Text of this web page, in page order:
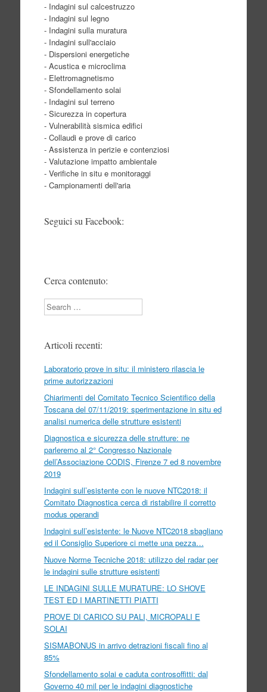
- Indagini sul calcestruzzo
- Indagini sul legno
- Indagini sulla muratura
- Indagini sull'acciaio
- Dispersioni energetiche
- Acustica e microclima
- Elettromagnetismo
- Sfondellamento solai
- Indagini sul terreno
- Sicurezza in copertura
- Vulnerabilità sismica edifici
- Collaudi e prove di carico
- Assistenza in perizie e contenziosi
- Valutazione impatto ambientale
- Verifiche in situ e monitoraggi
- Campionamenti dell'aria
Seguici su Facebook:
Cerca contenuto:
Search
Articoli recenti:
Laboratorio prove in situ: il ministero rilascia le
prime autorizzazioni
Chiarimenti del Comitato Tecnico Scientifico della
Toscana del 07/11/2019: sperimentazione in situ ed
analisi numerica delle strutture esistenti
Diagnostica e sicurezza delle strutture: ne
parleremo al 2° Congresso Nazionale
dell’Associazione CODIS, Firenze 7 ed 8 novembre
2019
Indagini sull’esistente con le nuove NTC2018: il
Comitato Diagnostica cerca di ristabilire il corretto
modus operandi
Indagini sull’esistente: le Nuove NTC2018 sbagliano
ed il Consiglio Superiore ci mette una pezza…
Nuove Norme Tecniche 2018: utilizzo del radar per
le indagini sulle strutture esistenti
LE INDAGINI SULLE MURATURE: LO SHOVE
TEST ED I MARTINETTI PIATTI
PROVE DI CARICO SU PALI, MICROPALI E
SOLAI
SISMABONUS in arrivo detrazioni fiscali fino al
85%
Sfondellamento solai e caduta controsoffitti: dal
Governo 40 mil per le indagini diagnostiche